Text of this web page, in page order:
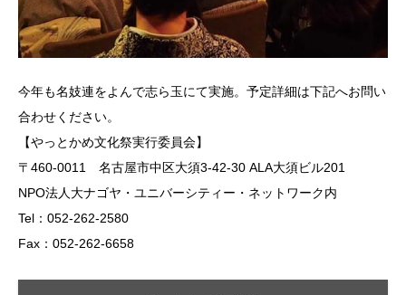
今年も名妓連をよんで志ら玉にて実施。予定詳細は下記へお問い
合わせください。
【やっとかめ文化祭実行委員会】
〒460-0011 名古屋市中区大須3-42-30 ALA大須ビル201
NPO法人大ナゴヤ・ユニバーシティー・ネットワーク内
Tel：052-262-2580
Fax：052-262-6658